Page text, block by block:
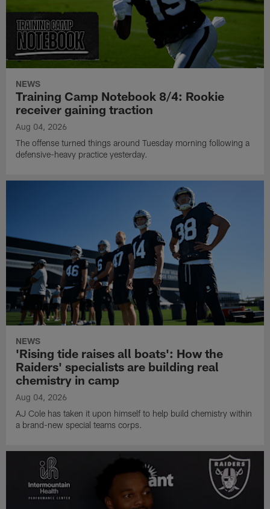
NEWS
Training Camp Notebook 8/4: Rookie
receiver gaining traction
Aug 04, 2026
The offense turned things around Tuesday morning following a
defensive-heavy practice yesterday.
NEWS
'Rising tide raises all boats': How the
Raiders' specialists are building real
chemistry in camp
Aug 04, 2026
AJ Cole has taken it upon himself to help build chemistry within
a brand-new special teams corps.